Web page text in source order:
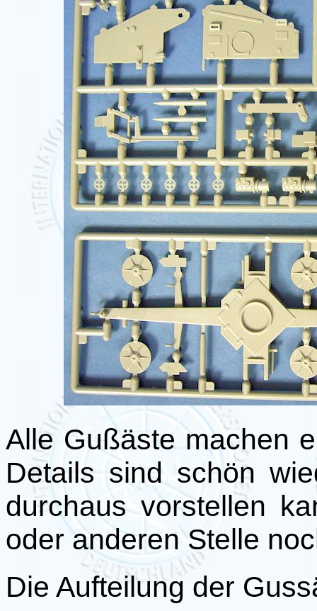
Alle Gußäste machen
Details sind schön
durchaus vorstellen
oder anderen Stelle
Die Aufteilung der